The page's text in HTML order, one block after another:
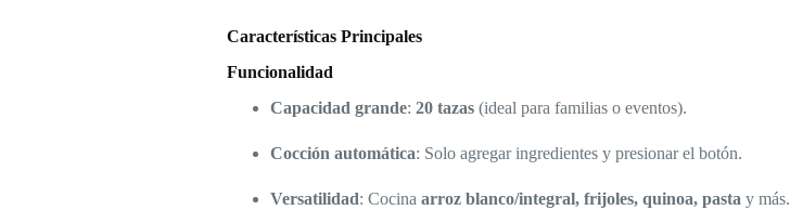
Características Principales
Funcionalidad
Capacidad grande: 20 tazas(ideal para familias o eventos).
Cocción automática: Solo agregar ingredientes y presionar el botón.
Versatilidad: Cocina arroz blanco/integral, frijoles, quinoa, pasta y más.